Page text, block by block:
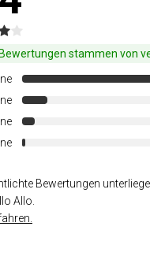
stammen von
Bewertungen
Allo.